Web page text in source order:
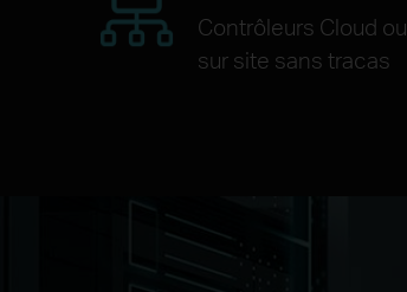
Contrôleurs Cloud ou
sur site sans tracas